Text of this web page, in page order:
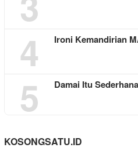
4 Ironi Kemandirian
5 Damai Itu
KOSONGSATU.ID